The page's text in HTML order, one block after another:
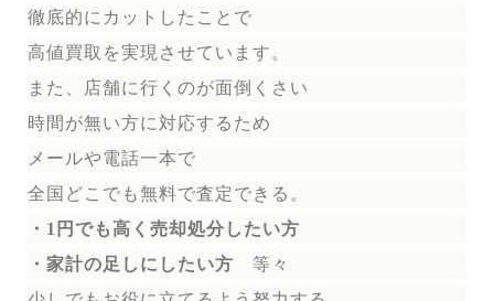
徹底的にカットしたことで
高値買取を実現させています。
また、店舗に行くのが面倒くさい
時間が無い方に対応するため
メールや電話一本で
全国どこでも無料で査定できる。
・1円でも高く売却処分したい方
・家計の足しにしたい方 等々